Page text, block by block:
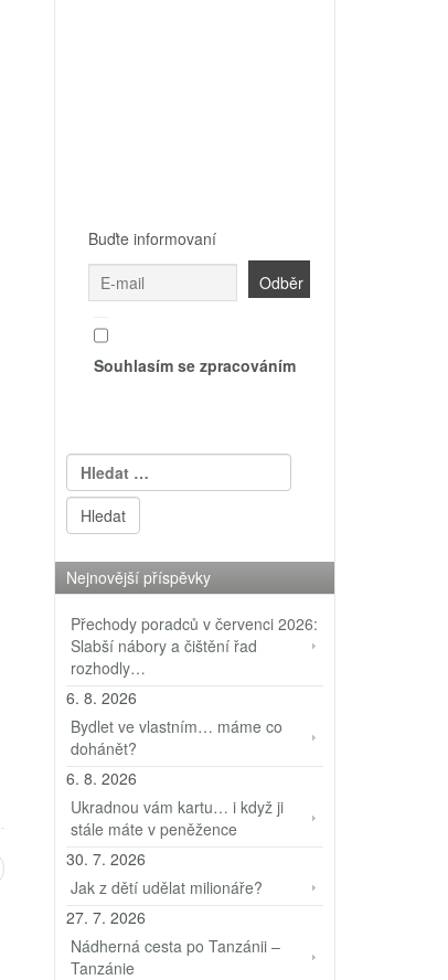
Buďte informovaní
Souhlasím se zpracováním
Vyhledávání
Nejnovější příspěvky
Přechody poradců v červenci 2026:
Slabší nábory a čištění řad
rozhodly…
6. 8. 2026
Bydlet ve vlastním… máme co
dohánět?
6. 8. 2026
Ukradnou vám kartu… i když ji
stále máte v peněžence
30. 7. 2026
Jak z dětí udělat milionáře?
27. 7. 2026
Nádherná cesta po Tanzánii –
Tanzánie